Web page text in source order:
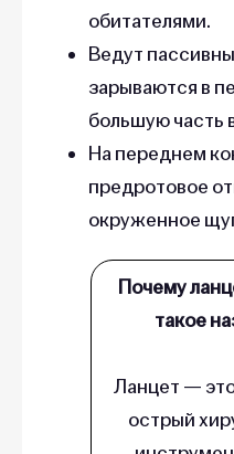
обитателями.
Ведут
зарываются в
большую часть
На переднем
предротовое
окруженное
Почему
такое
Ланцет —
острый